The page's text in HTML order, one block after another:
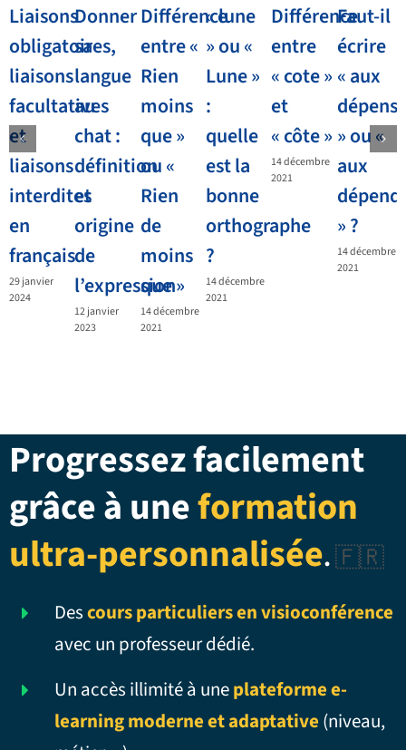
Liaisons
obligatoires,
liaisons
facultatives
et
liaisons
interdites
en
français
29 janvier
2024
Donner
sa
langue
au
chat :
définition
et
origine
de
l’expression
12 janvier
2023
Différence
entre «
Rien
moins
que »
ou «
Rien
de
moins
que »
14 décembre
2021
« lune
» ou «
Lune »
:
quelle
est la
bonne
orthographe
?
14 décembre
2021
Différence
entre
« cote »
et
« côte »
14 décembre
2021
Faut-il
écrire
« aux
dépens
» ou «
aux
» ?
14 décembre
2021
Progressez facilement
grâce à uneformation
ultra-personnalisée.🇫🇷
Descours particuliers en visioconférence
avec un professeur dédié.
Un accès illimité à uneplateforme e-
learning moderne et adaptative (niveau,